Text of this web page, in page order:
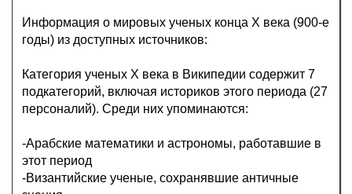
Информация о мировых ученых конца X века (900-е
годы) из доступных источников:
Категория ученых X века в Википедии содержит 7
подкатегорий, включая историков этого периода (27
персоналий). Среди них упоминаются:
-Арабские математики и астрономы, работавшие в
этот период
-Византийские ученые, сохранявшие античные